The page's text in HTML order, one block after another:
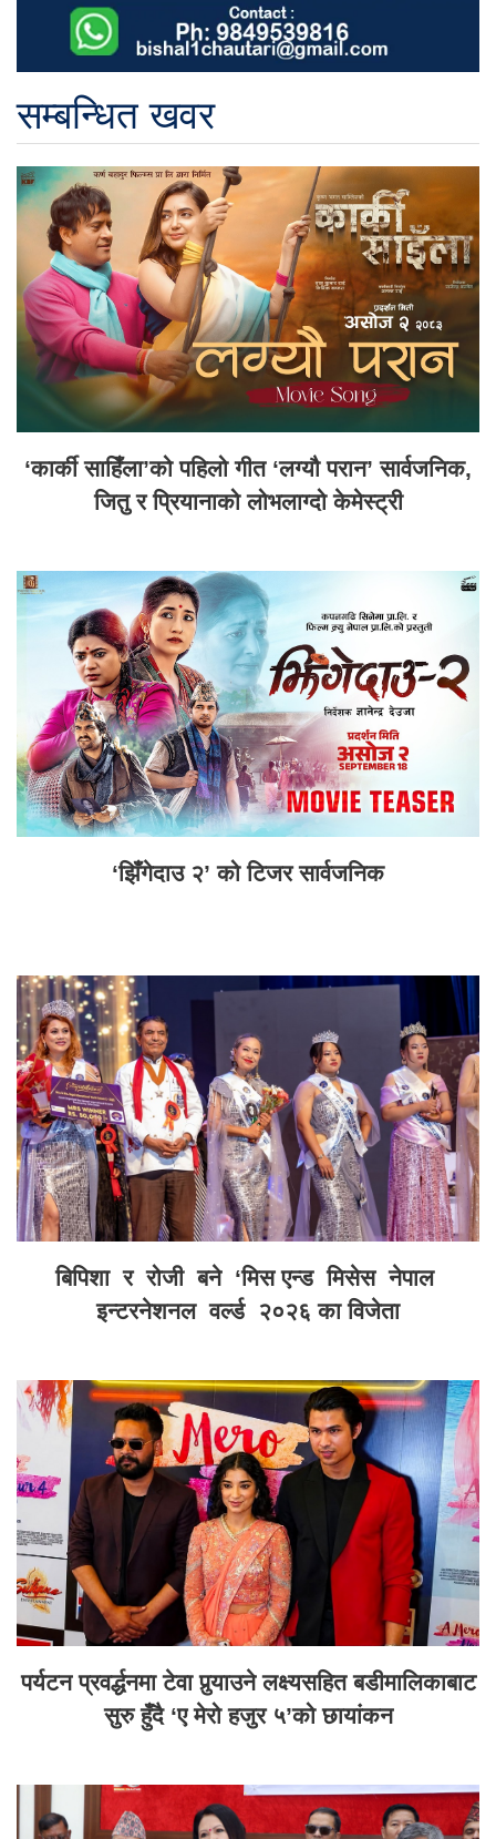
सम्बन्धित खवर
‘कार्की साहिँला’को पहिलो गीत ‘लग्यौ परान’ सार्वजनिक,
जितु र प्रियानाको लोभलाग्दो केमेस्ट्री
‘झिँगेदाउ २’ को टिजर सार्वजनिक
बिपिशा र रोजी बने ‘मिस एन्ड मिसेस नेपाल
इन्टरनेशनल वर्ल्ड २०२६ का विजेता
पर्यटन प्रवर्द्धनमा टेवा पुर्‍याउने लक्ष्यसहित बडीमालिकाबाट
सुरु हुँदै ‘ए मेरो हजुर ५’को छायांकन